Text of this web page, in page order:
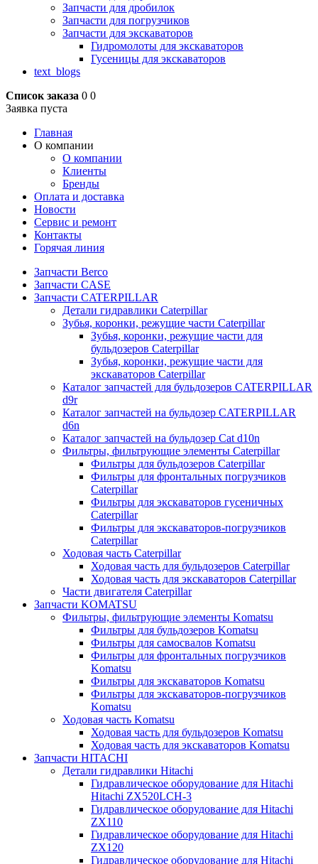
Запчасти для дробилок
Запчасти для погрузчиков
Запчасти для экскаваторов
Гидромолоты для экскаваторов
Гусеницы для экскаваторов
text_blogs
Список заказа 0 0
Заявка пуста
Главная
О компании
О компании
Клиенты
Бренды
Оплата и доставка
Новости
Сервис и ремонт
Контакты
Горячая линия
Запчасти Berco
Запчасти CASE
Запчасти CATERPILLAR
Детали гидравлики Caterpillar
Зубья, коронки, режущие части Caterpillar
Зубья, коронки, режущие части для
бульдозеров Caterpillar
Зубья, коронки, режущие части для
экскаваторов Caterpillar
Каталог запчастей для бульдозеров CATERPILLAR
d9r
Каталог запчастей на бульдозер CATERPILLAR
d6n
Каталог запчастей на бульдозер Сat d10n
Фильтры, фильтрующие элементы Caterpillar
Фильтры для бульдозеров Caterpillar
Фильтры для фронтальных погрузчиков
Caterpillar
Фильтры для экскаваторов гусеничных
Caterpillar
Фильтры для экскаваторов-погрузчиков
Caterpillar
Ходовая часть Caterpillar
Ходовая часть для бульдозеров Caterpillar
Ходовая часть для экскаваторов Caterpillar
Части двигателя Caterpillar
Запчасти KOMATSU
Фильтры, фильтрующие элементы Komatsu
Фильтры для бульдозеров Komatsu
Фильтры для самосвалов Komatsu
Фильтры для фронтальных погрузчиков
Komatsu
Фильтры для экскаваторов Komatsu
Фильтры для экскаваторов-погрузчиков
Komatsu
Ходовая часть Komatsu
Ходовая часть для бульдозеров Komatsu
Ходовая часть для экскаваторов Komatsu
Запчасти HITACHI
Детали гидравлики Hitachi
Гидравлическое оборудование для Hitachi
Hitachi ZX520LCH-3
Гидравлическое оборудование для Hitachi
ZX110
Гидравлическое оборудование для Hitachi
ZX120
Гидравлическое оборудование для Hitachi